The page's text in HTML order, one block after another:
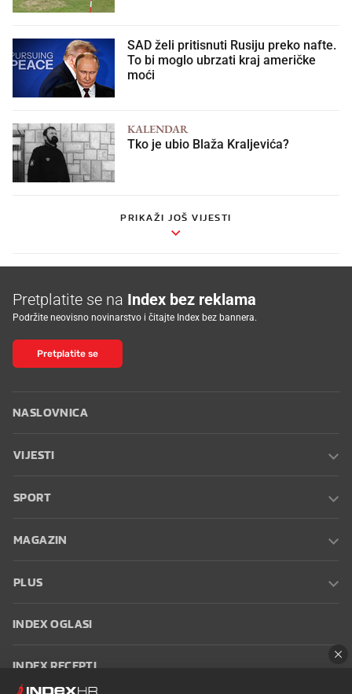
SAD želi pritisnuti Rusiju preko nafte.
To bi moglo ubrzati kraj američke
moći
KALENDAR
Tko je ubio Blaža Kraljevića?
PRIKAŽI JOŠ VIJESTI
Pretplatite se na Index bez reklama
Podržite neovisno novinarstvo i čitajte Index bez bannera.
Pretplatite se
NASLOVNICA
VIJESTI
SPORT
MAGAZIN
PLUS
INDEX OGLASI
INDEX RECEPTI